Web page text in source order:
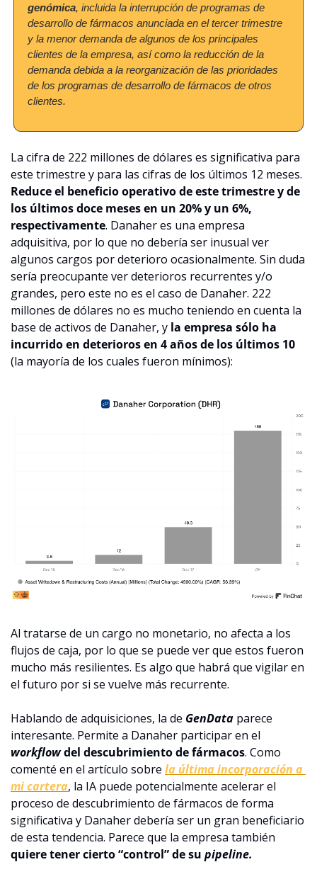
genómica, incluida la interrupción de programas de
desarrollo de fármacos anunciada en el tercer trimestre
y la menor demanda de algunos de los principales
clientes de la empresa, así como la reducción de la
demanda debida a la reorganización de las prioridades
de los programas de desarrollo de fármacos de otros
clientes.
La cifra de 222 millones de dólares es significativa para
Reduce el beneficio operativo de este trimestre y de
los últimos doce meses en un 20% y un 6%,
respectivamente. Danaher es una empresa
adquisitiva, por lo que no debería ser inusual ver
algunos cargos por deterioro ocasionalmente. Sin duda
sería preocupante ver deterioros recurrentes y/o
grandes, pero este no es el caso de Danaher. 222
millones de dólares no es mucho teniendo en cuenta la
base de activos de Danaher, y la empresa sólo ha
incurrido en deterioros en 4 años de los últimos 10
(la mayoría de los cuales fueron mínimos):
Al tratarse de un cargo no monetario, no afecta a los
flujos de caja, por lo que se puede ver que estos fueron
mucho más resilientes. Es algo que habrá que vigilar en
el futuro por si se vuelve más recurrente.
Hablando de adquisiciones, la de GenData parece
workflow del descubrimiento de fármacos. Como
comenté en el artículo sobre la última incorporación a
mi cartera, la IA puede potencialmente acelerar el
proceso de descubrimiento de fármacos de forma
significativa y Danaher debería ser un gran beneficiario
quiere tener cierto “control” de su pipeline.